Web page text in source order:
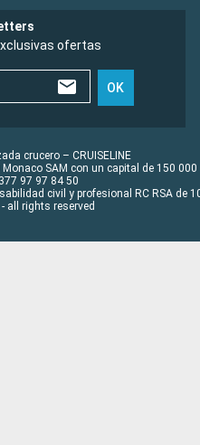
ofertas
OK
crucero – CRUISELINE
SAM con un capital de 150 000
97 97 84 50
civil y profesional RC RSA de
all rights reserved